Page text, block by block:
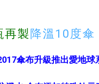
再製 降溫10度傘
傘布升級推出愛地球